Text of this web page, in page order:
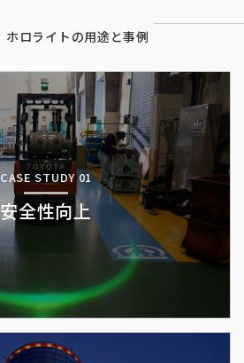
ホロライトの用途と事例
CASE STUDY 01
安全性向上